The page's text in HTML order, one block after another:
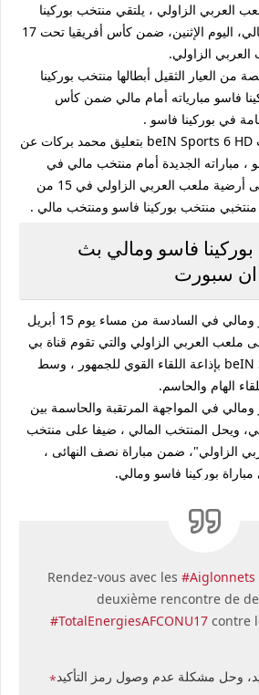
العربي الزاولي ، يلتقي منتخب بوركينا
فاسو مع نظيره منتخب مالي، اليوم الإثنين، ضمن كأس أفريقيا تحت 17
الزاولي.
من العيار الثقيل أبطالها منتخب بوركينا
فاسو مبارياته أمام مالي ضمن كأس
أعلنت قناة بي ان سبورت beIN Sports 6 HD بتعليق محمد بركات عن
مباراته الجديدة أمام منتخب مالي في
بوركينا فاسو وبالتحديد على أرضية ملعب العربي الزاولي في 15 من
منتخبي منتخب بوركينا فاسو ومنتخب مالي .
فاسو ومالي بث
ان سبورت
وتُقام مباراة بوركينا فاسو ومالي في السادسة من مساء يوم 15 أبريل
ملعب العربي الزاولي والتي تقوم قناة بي
ان سبورت beIN Sports 6 HD بإذاعة اللقاء القوي للجمهور ، وسط
الهام والحاسم.
ومالي في المواجهة المرتقبة والحاسمة بين
ويحل المنتخب المالي ، ضيفا على منتخب
الزاولي"، ضمن مباراة نصف النهائى ،
بوركينا فاسو ومالي.
Rendez-vous avec les #Aiglonnets
deuxième rencontre de
#TotalEnergiesAFCONU17contre